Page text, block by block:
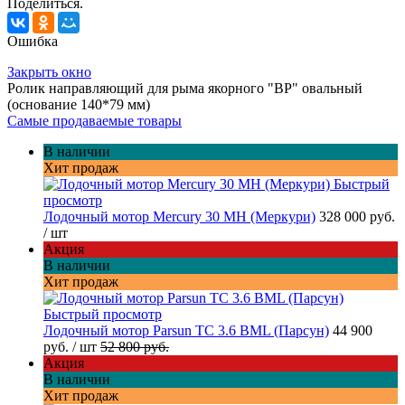
Поделиться.
Ошибка
Закрыть окно
Ролик направляющий для рыма якорного "BP" овальный
(основание 140*79 мм)
Самые продаваемые товары
В наличии
Хит продаж
Быстрый
просмотр
Лодочный мотор Mercury 30 MH (Меркури) 328 000 руб.
/ шт
Акция
В наличии
Хит продаж
Быстрый просмотр
Лодочный мотор Parsun TC 3.6 BML (Парсун) 44 900
руб. / шт 52 800 руб.
Акция
В наличии
Хит продаж